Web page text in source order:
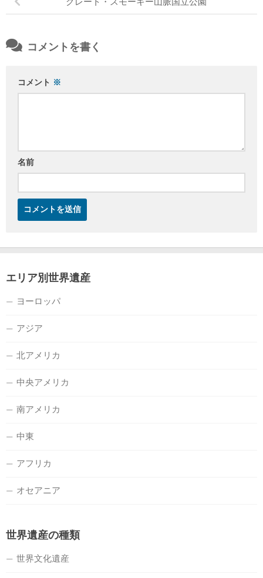
コメントを書く
コメント ※
名前
エリア別世界遺産
ヨーロッパ
アジア
北アメリカ
中央アメリカ
南アメリカ
中東
アフリカ
オセアニア
世界遺産の種類
世界文化遺産